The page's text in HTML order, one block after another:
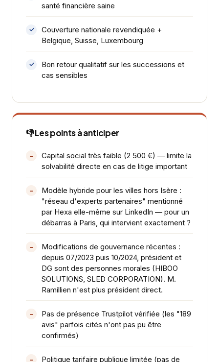
santé financière saine
Couverture nationale revendiquée +
Belgique, Suisse, Luxembourg
Bon retour qualitatif sur les successions et
cas sensibles
👎 Les points à anticiper
Capital social très faible (2 500 €) — limite la
solvabilité directe en cas de litige important
Modèle hybride pour les villes hors Isère :
"réseau d'experts partenaires" mentionné
par Hexa elle-même sur LinkedIn — pour un
débarras à Paris, qui intervient exactement ?
Modifications de gouvernance récentes :
depuis 07/2023 puis 10/2024, président et
DG sont des personnes morales (HIBOO
SOLUTIONS, SLED CORPORATION). M.
Ramillien n'est plus président direct.
Pas de présence Trustpilot vérifiée (les "189
avis" parfois cités n'ont pas pu être
confirmés)
Politique tarifaire publique limitée (pas de